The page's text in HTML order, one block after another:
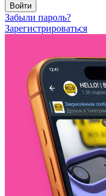
Войти
Забыли пароль?
Зарегистрироваться